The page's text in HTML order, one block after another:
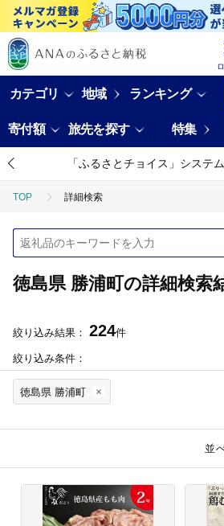
カテゴリ 地域 ランキング
寄付額 旅先を探す 特集
「ふるさとチョイス」システ
TOP 詳細検索
徳島県 勝浦町の詳細検索
絞り込み結果： 224件
絞り込み条件：
徳島県 勝浦町
並